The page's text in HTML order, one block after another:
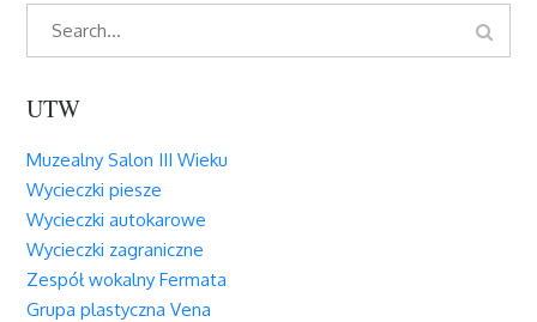
Search
UTW
Muzealny Salon III Wieku
Wycieczki piesze
Wycieczki autokarowe
Wycieczki zagraniczne
Zespół wokalny Fermata
Grupa plastyczna Vena